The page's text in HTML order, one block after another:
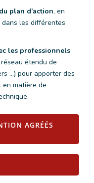
plan d’action, en
les différentes
les professionnels
étendu de
…) pour apporter des
en matière de
AGRÉÉS